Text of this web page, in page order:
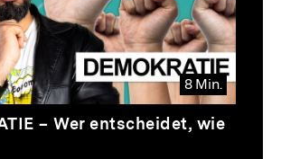
8 Min.
– Wer entscheidet, wie